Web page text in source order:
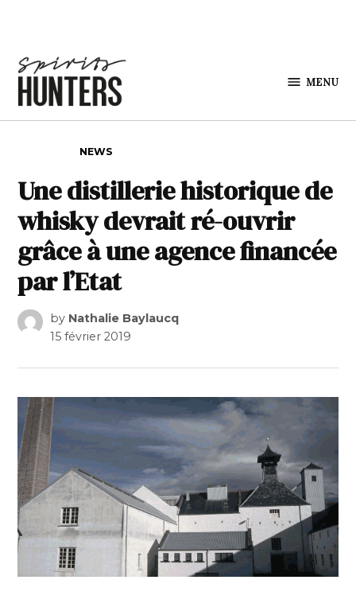
MENU
NEWS
Une distillerie historique de
whisky devrait ré-ouvrir
grâce à une agence financée
par l’Etat
by Nathalie Baylaucq
15 février 2019